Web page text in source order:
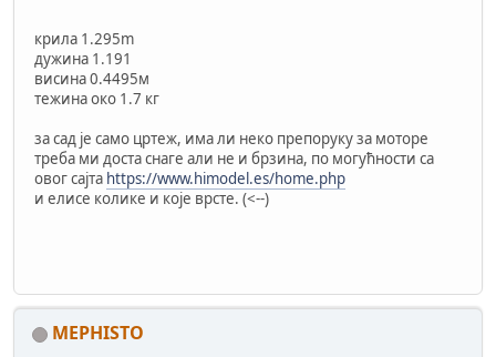
крила 1.295m
дужина 1.191
висина 0.4495м
тежина око 1.7 кг
за сад је само цртеж, има ли неко препоруку за моторе
треба ми доста снаге али не и брзина, по могућности са
овог сајта https://www.himodel.es/home.php
и елисе колике и које врсте. (<--)
MEPHISTO